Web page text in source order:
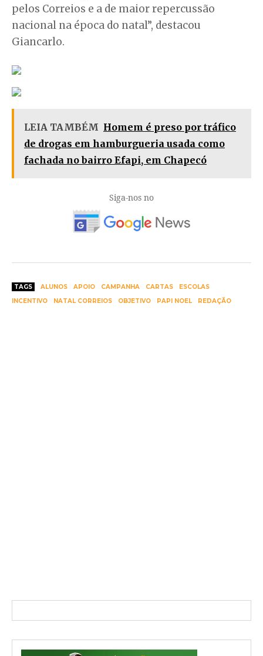
pelos Correios e a de maior repercussão
nacional na época do natal”, destacou
Giancarlo.
LEIA TAMBÉM Homem é preso por tráfico
de drogas em hamburgueria usada como
fachada no bairro Efapi, em Chapecó
Siga-nos no
TAGS ALUNOS APOIO CAMPANHA CARTAS
ESCOLAS
INCENTIVO
NATAL CORREIOS OBJETIVO PAPI NOEL REDAÇÃO